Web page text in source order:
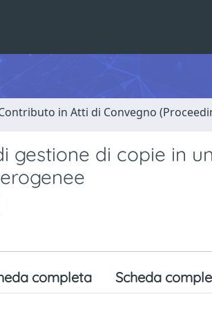
in Atti di Convegno
gestione di copie in
completa Scheda